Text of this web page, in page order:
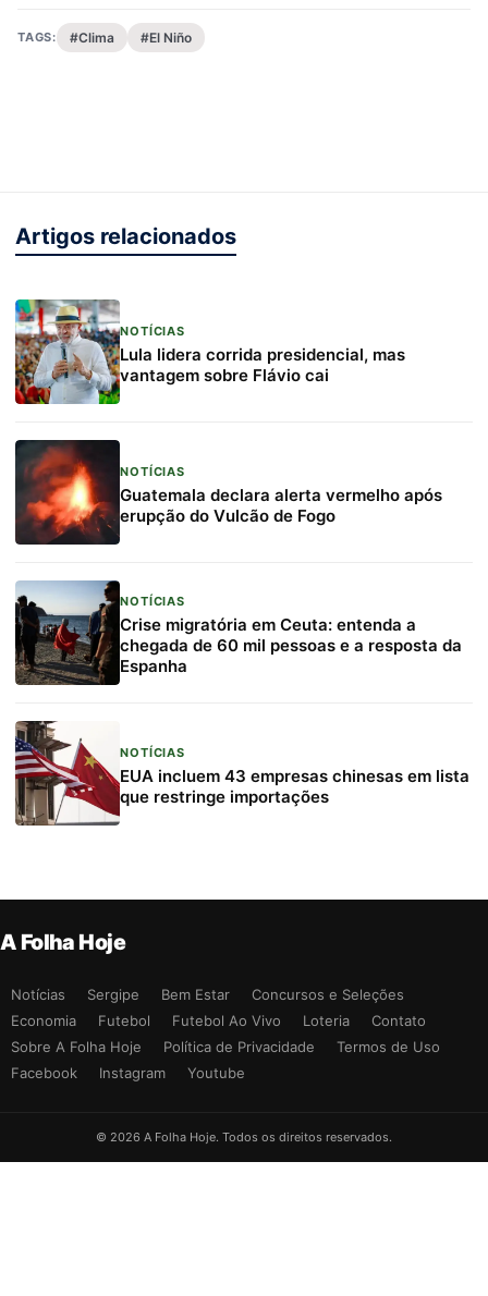
TAGS: #Clima #El Niño
Artigos relacionados
NOTÍCIAS
Lula lidera corrida presidencial, mas
vantagem sobre Flávio cai
NOTÍCIAS
Guatemala declara alerta vermelho após
erupção do Vulcão de Fogo
NOTÍCIAS
Crise migratória em Ceuta: entenda a
chegada de 60 mil pessoas e a resposta da
Espanha
NOTÍCIAS
EUA incluem 43 empresas chinesas em lista
que restringe importações
A Folha Hoje
Notícias Sergipe Bem Estar
Concursos e Seleções
Economia
Futebol Futebol Ao Vivo Loteria
Contato
Sobre A Folha Hoje
Política de Privacidade
Termos de Uso
Facebook
Instagram Youtube
© 2026 A Folha Hoje. Todos os direitos reservados.